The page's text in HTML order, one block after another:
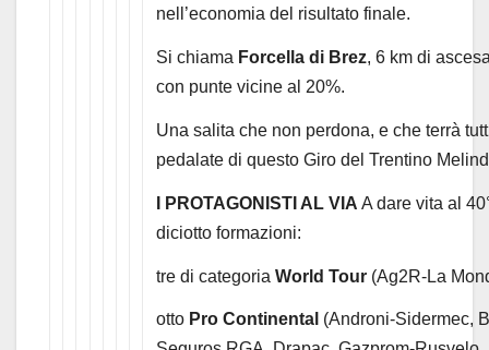
nell’economia del risultato finale.
Si chiama Forcella di Brez, 6 km di
con punte vicine al 20%.
Una salita che non perdona, e che terrà
pedalate di questo Giro del Trentino
I PROTAGONISTI AL VIA A dare vita al
diciotto formazioni:
tre di categoria World Tour(Ag2R-La
otto Pro Continental (Androni-Sidermec,